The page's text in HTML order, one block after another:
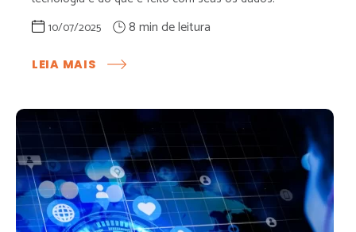
10/07/2025
LEIA MAIS
RECONHECIMENTO
EM
SHOPPING
CENTERS:
INOVAÇÃO,
SEGURANÇA
E
DESAFIOS
ÉTICOS